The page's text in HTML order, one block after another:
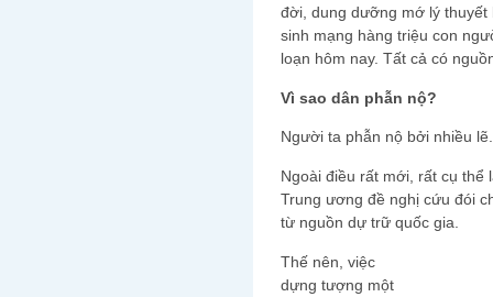
đời, dung dưỡng mớ lý
sinh mạng hàng triệu con
loạn hôm nay. Tất cả có
Vì sao dân phẫn nộ?
Người ta phẫn nộ bởi nhiều lẽ.
Ngoài điều rất mới, rất cụ thể
Trung ương đề nghị cứu đói
từ nguồn dự trữ quốc gia.
Thế nên, việc
dựng tượng một